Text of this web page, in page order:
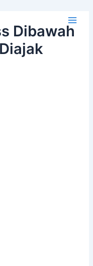
Main
Dibawah